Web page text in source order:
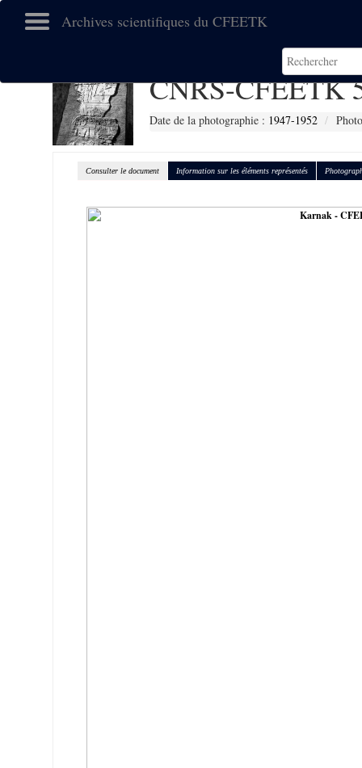
Archives scientifiques du CFEETK
CNRS-CFEETK
Date de la photographie : 1947-1952
Consulter le document Information sur les éléments représentés